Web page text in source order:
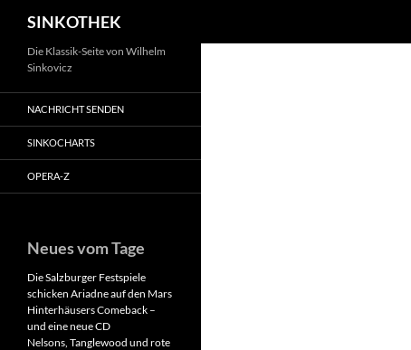
Inhalt
springen
SINKOTHEK
Die Klassik-Seite von Wilhelm
Sinkovicz
NACHRICHT SENDEN
SINKOCHARTS
OPERA-Z
Neues vom Tage
Die Salzburger Festspiele
schicken Ariadne auf den Mars
Hinterhäusers Comeback –
und eine neue CD
Nelsons, Tanglewood und rote